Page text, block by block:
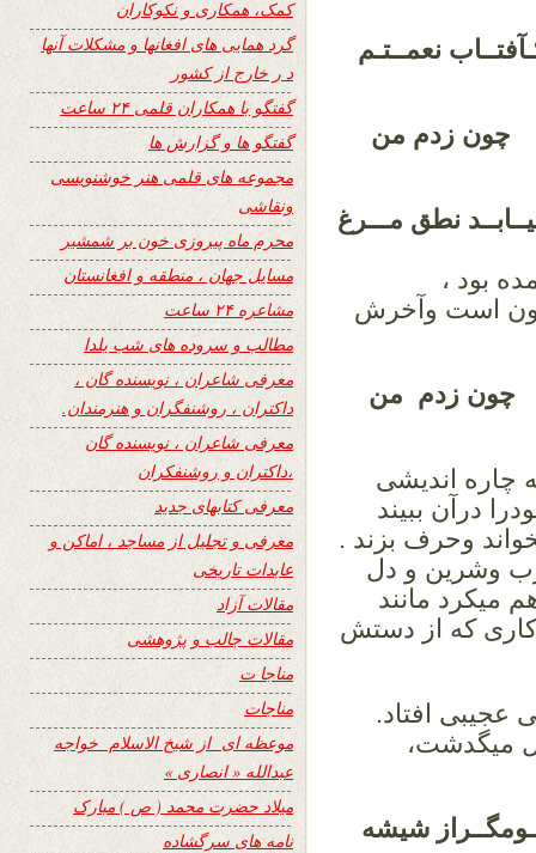
نعمــتـم
زدم من
نطق مـــرغ
بود ،
است وآخرش
چون زدم من
چاره اندیشی
درآن ببیند
وحرف بزند .
وشرین و دل
میکرد مانند
که از دستش
افتاد.
میگدشت،
شیشه
کمک، همکاری و نکوکاران
گرد همایی های افغانها و مشکلات آنها
د ر خارج از کشور
گفتگو با همکاران قلمی ۲۴ ساعت
گفتگو ها و گزارش ها
مجموعه های قلمی هنر خوشنویسی
ونقاشی
محرم ماه پیروزی خون بر شمشیر
مسایل جهان ، منطقه و افغانستان
مشاعره ۲۴ ساعت
مطالب و سروده های شب یلدا
معرفی شاعران ، نویسنده گان ،
داکتران ، روشنفگران و هنرمندان.
معرفی شاعران ، نویسنده گان
،داکتران و روشنفکران
معرفی کتابهای جدید
معرفی و تجلیل از مساجد ، اماکن و
عابدات تاریخی
مقالات آزاد
مقالات جالب و پژوهشی
مناجا ت
مناجات
موعظه ای از شیخ الاسلام خواجه
عبدالله « انصاری »
میلاد حضرت محمد ( ص ) مبارک
نامه های سرگشاده